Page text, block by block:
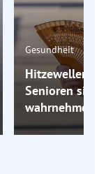
Gesundheit
Hitzewellen:
Senioren sie
wahrnehmen